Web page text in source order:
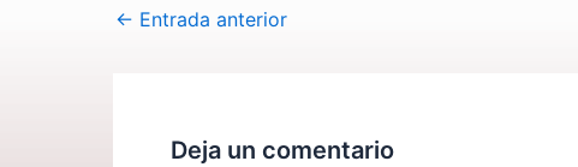
← Entrada anterior
Deja un comentario